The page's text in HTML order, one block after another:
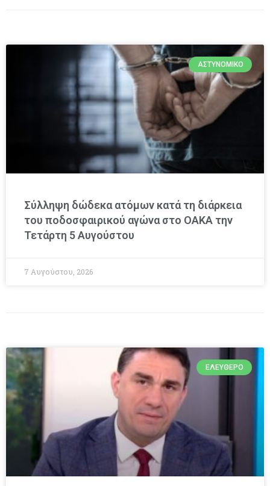
ΑΣΤΥΝΟΜΙΚΌ
Σύλληψη δώδεκα ατόμων κατά τη διάρκεια
του ποδοσφαιρικού αγώνα στο ΟΑΚΑ την
Τετάρτη 5 Αυγούστου
7 Αυγούστου, 2026
ΕΛΕΎΘΕΡΟ